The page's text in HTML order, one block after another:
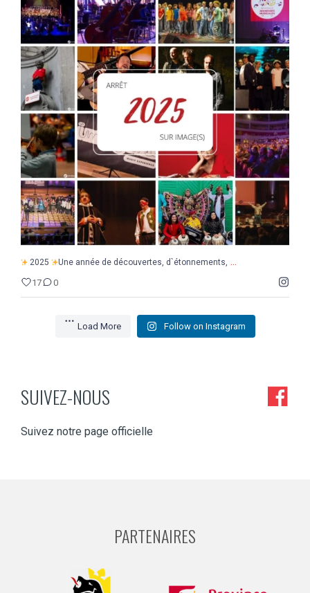
2025 Une année de découvertes, d`étonnements, ...
2025 Une année de découvertes, d`étonnements, ...
17 0
Load More Follow on Instagram
SUIVEZ-NOUS
Suivez notre page officielle
PARTENAIRES